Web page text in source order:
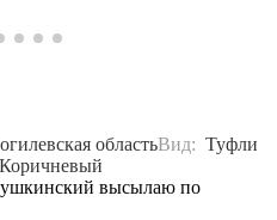
областьВид: Туфли
Коричневый
высылаю по